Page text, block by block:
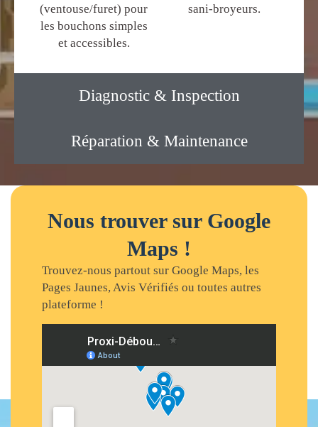
Diagnostic & Inspection
Réparation & Maintenance
(ventouse/furet) pour
les bouchons simples
et accessibles.
sani-broyeurs.
Nous trouver sur Google
Maps !
Trouvez-nous partout sur Google Maps, les
Pages Jaunes, Avis Vérifiés ou toutes autres
plateforme !